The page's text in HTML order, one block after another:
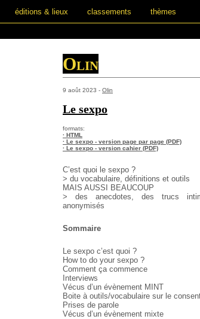
éditions & lieux classements thèmes
Olin
9 août 2023 - Olin
Le sexpo
formats:
· HTML
· Le sexpo - version page par page (PDF)
· Le sexpo - version cahier (PDF)
C’est quoi le sexpo ?
> du vocabulaire, définitions et outils
MAIS AUSSI BEAUCOUP
> des anecdotes, des trucs
anonymisés
Sommaire
Le sexpo c’est quoi ?
How to do your sexpo ?
Comment ça commence
Interviews
Vécus d’un évènement MINT
Boite à outils/vocabulaire sur le
Prises de parole
Vécus d’un évènement mixte